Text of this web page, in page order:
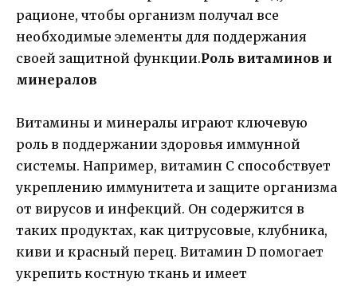
рационе, чтобы организм получал все
необходимые элементы для поддержания
своей защитной функции.Роль витаминов и
минералов
Витамины и минералы играют ключевую
роль в поддержании здоровья иммунной
системы. Например, витамин С способствует
укреплению иммунитета и защите организма
от вирусов и инфекций. Он содержится в
таких продуктах, как цитрусовые, клубника,
киви и красный перец. Витамин D помогает
укрепить костную ткань и имеет